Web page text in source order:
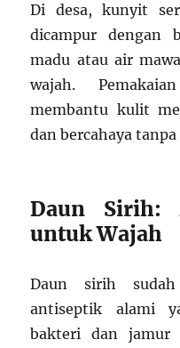
Di desa, kunyit
dicampur dengan
madu atau air
wajah.
membantu kulit
dan bercahaya
Daun Sirih:
untuk Wajah
Daun sirih
antiseptik alami
bakteri dan jamur